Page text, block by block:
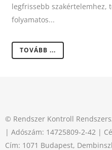
legfrissebb szakértelemhez,
folyamatos...
TOVÁBB ...
© Rendszer Kontroll
| Adószám: 14725809-2-42 |
Cím: 1071 Budapest,